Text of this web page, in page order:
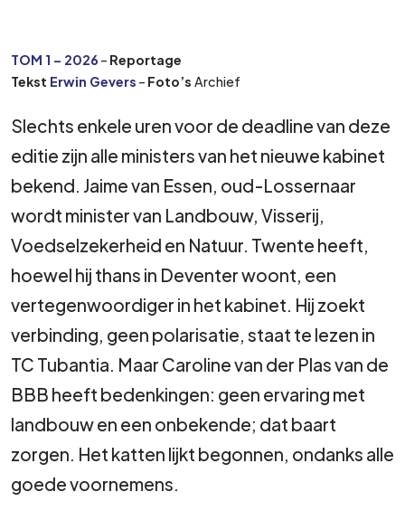
TOM 1 – 2026 – Reportage
Tekst Erwin Gevers – Foto’s Archief
Slechts enkele uren voor de deadline van deze
editie zijn alle ministers van het nieuwe kabinet
bekend. Jaime van Essen, oud-Lossernaar
wordt minister van Landbouw, Visserij,
Voedselzekerheid en Natuur. Twente heeft,
hoewel hij thans in Deventer woont, een
vertegenwoordiger in het kabinet. Hij zoekt
verbinding, geen polarisatie, staat te lezen in
TC Tubantia. Maar Caroline van der Plas van de
BBB heeft bedenkingen: geen ervaring met
landbouw en een onbekende; dat baart
zorgen. Het katten lijkt begonnen, ondanks alle
goede voornemens.